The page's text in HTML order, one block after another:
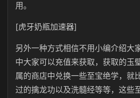
用。
[虎牙奶瓶加速器]
另外一种方式相信不用小编介绍大
中大家可以充值来获取，获取的玉
属的商店中兑换一些至宝绝学，就
过的擒龙功以及洗髓经等等，这些